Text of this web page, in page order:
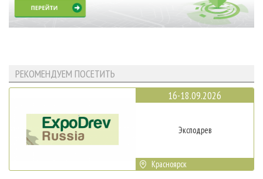
РЕКОМЕНДУЕМ ПОСЕТИТЬ
16-18.09.2026
Эксподрев
Красноярск